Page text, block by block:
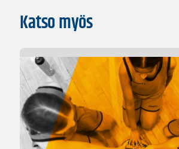
Katso myös